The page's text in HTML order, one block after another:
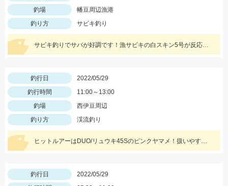
釣場
幡豆周辺漁港
釣り方
サビキ釣り
サビキ釣りでサバが好調です！漁サビキの白スキン5号が反応が良かったそうです♪
釣行日
2022/05/29
釣行時間
11:00～13:00
釣場
西伊豆周辺
釣り方
渓流釣り
ヒットルアーはDUO/リュウキ45Sのピンクヤマメ！扱いやすくオススメです。
釣行日
2022/05/29